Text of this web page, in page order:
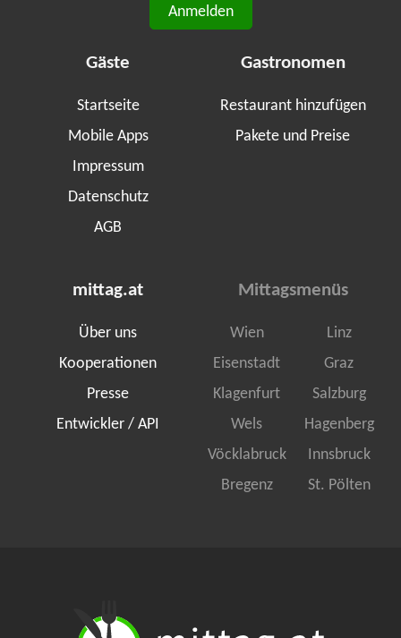
Anmelden
Gäste
Startseite
Mobile Apps
Impressum
Datenschutz
AGB
Gastronomen
Restaurant hinzufügen
Pakete und Preise
mittag.at
Über uns
Kooperationen
Presse
Entwickler / API
Mittagsmenüs
Wien
Linz
Eisenstadt
Graz
Klagenfurt
Salzburg
Wels
Hagenberg
Vöcklabruck
Innsbruck
Bregenz
St. Pölten